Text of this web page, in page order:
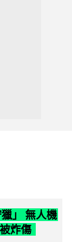
」 無人機
炸傷